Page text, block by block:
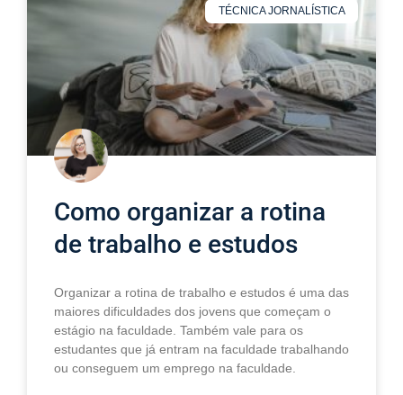
TÉCNICA JORNALÍSTICA
Como organizar a rotina
de trabalho e estudos
Organizar a rotina de trabalho e estudos é uma das
maiores dificuldades dos jovens que começam o
estágio na faculdade. Também vale para os
estudantes que já entram na faculdade trabalhando
ou conseguem um emprego na faculdade.